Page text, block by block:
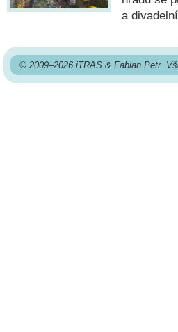
a
© 2009–2026 iTRAS & Fabian Petr.